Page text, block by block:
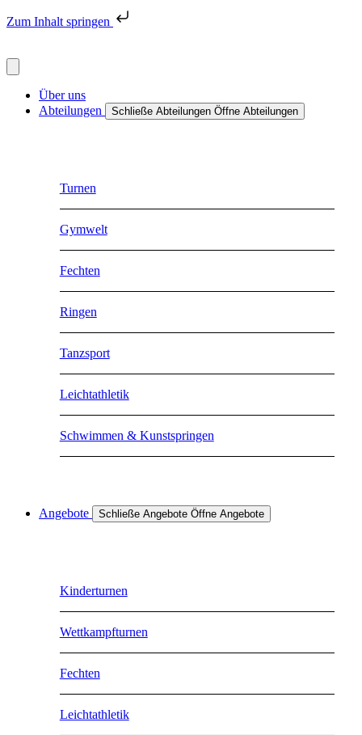
Zum Inhalt springen
Über uns
Abteilungen
Schließe Abteilungen Öffne Abteilungen
Turnen
Gymwelt
Fechten
Ringen
Tanzsport
Leichtathletik
Schwimmen & Kunstspringen
Angebote Schließe Angebote Öffne Angebote
Kinderturnen
Wettkampfturnen
Fechten
Leichtathletik